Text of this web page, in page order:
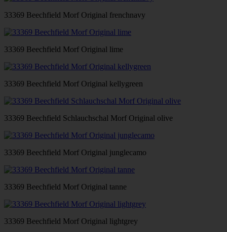
33369 Beechfield Morf Original frenchnavy
33369 Beechfield Morf Original lime
33369 Beechfield Morf Original kellygreen
33369 Beechfield Schlauchschal Morf Original olive
33369 Beechfield Morf Original junglecamo
33369 Beechfield Morf Original tanne
33369 Beechfield Morf Original lightgrey